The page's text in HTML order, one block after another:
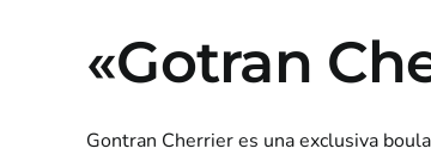
«Gotran
Gontran Cherrier es una exclusiva